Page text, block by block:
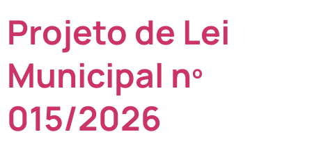
Projeto de Lei
Municipal nº
015/2026